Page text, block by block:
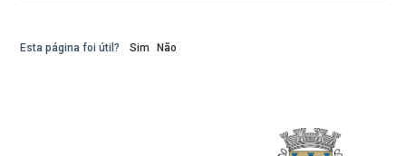
Esta página foi útil? Sim Não